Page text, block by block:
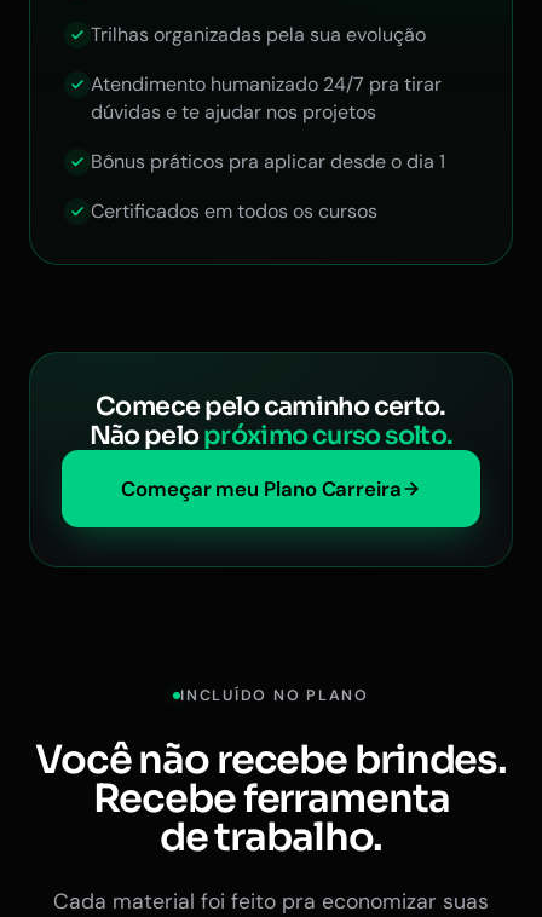
Trilhas organizadas pela sua evolução
Atendimento humanizado 24/7 pra tirar
dúvidas e te ajudar nos projetos
Bônus práticos pra aplicar desde o dia 1
Certificados em todos os cursos
Comece pelo caminho certo.
Não pelopróximo curso solto.
Começar meu Plano Carreira
INCLUÍDO NO PLANO
Você não recebe brindes.
Recebe ferramenta
de trabalho.
Cada material foi feito pra economizar suas